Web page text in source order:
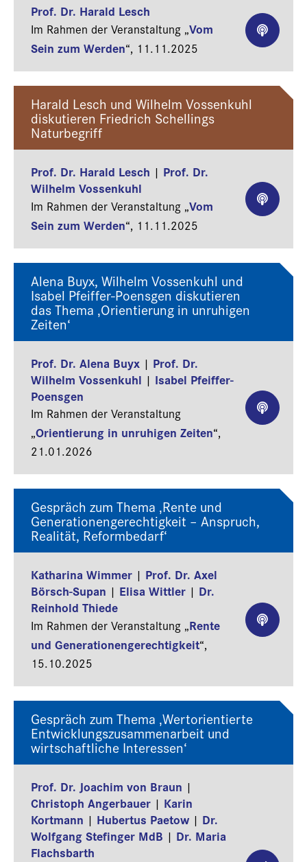
Prof. Dr. Harald Lesch
Im Rahmen der Veranstaltung „Vom
Sein zum Werden“, 11.11.2025
Harald Lesch und Wilhelm Vossenkuhl
diskutieren Friedrich Schellings
Naturbegriff
Prof. Dr. Harald Lesch | Prof. Dr.
Wilhelm Vossenkuhl
Im Rahmen der Veranstaltung „Vom
Sein zum Werden“, 11.11.2025
Alena Buyx, Wilhelm Vossenkuhl und
Isabel Pfeiffer-Poensgen diskutieren
das Thema ‚Orientierung in unruhigen
Zeiten‘
Prof. Dr. Alena Buyx | Prof. Dr.
Wilhelm Vossenkuhl | Isabel Pfeiffer-
Poensgen
Im Rahmen der Veranstaltung
„Orientierung in unruhigen Zeiten“,
21.01.2026
Gespräch zum Thema ‚Rente und
Generationengerechtigkeit – Anspruch,
Realität, Reformbedarf‘
Katharina Wimmer | Prof. Dr. Axel
Börsch-Supan | Elisa Wittler | Dr.
Reinhold Thiede
Im Rahmen der Veranstaltung „Rente
und Generationengerechtigkeit“,
15.10.2025
Gespräch zum Thema ‚Wertorientierte
Entwicklungszusammenarbeit und
wirtschaftliche Interessen‘
Prof. Dr. Joachim von Braun |
Christoph Angerbauer | Karin
Kortmann | Hubertus Paetow | Dr.
Wolfgang Stefinger MdB | Dr. Maria
Flachsbarth